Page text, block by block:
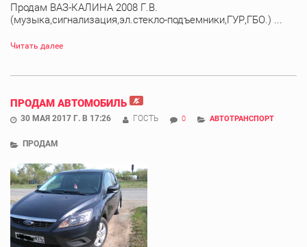
Продам ВАЗ-КАЛИНА 2008 Г.В.
(музыка,сигнализация,эл.стекло-подъемники,ГУР,ГБО.) ...
Читать далее
ПРОДАМ АВТОМОБИЛЬ
30 МАЯ 2017 Г. В 17:26 ГОСТЬ 0 АВТОТРАНСПОРТ
ПРОДАМ